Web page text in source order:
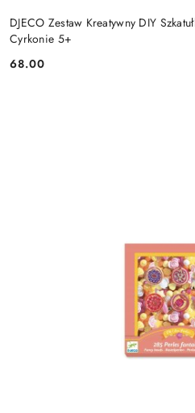
DJECO Zestaw Kreatywny DIY
Cyrkonie 5+
Cena:
68.00